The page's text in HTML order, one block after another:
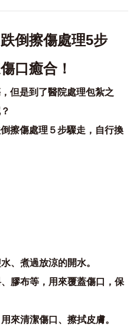
倒擦傷處理5步
口癒合！
但是到了醫院處理包紮之
擦傷處理５步驟走，自行換
、煮過放涼的開水。
膠布等，用來覆蓋傷口，保
來清潔傷口、擦拭皮膚。